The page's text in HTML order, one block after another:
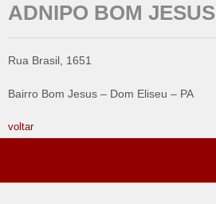
ADNIPO BOM JESUS
Rua Brasil, 1651
Bairro Bom Jesus – Dom Eliseu – PA
voltar